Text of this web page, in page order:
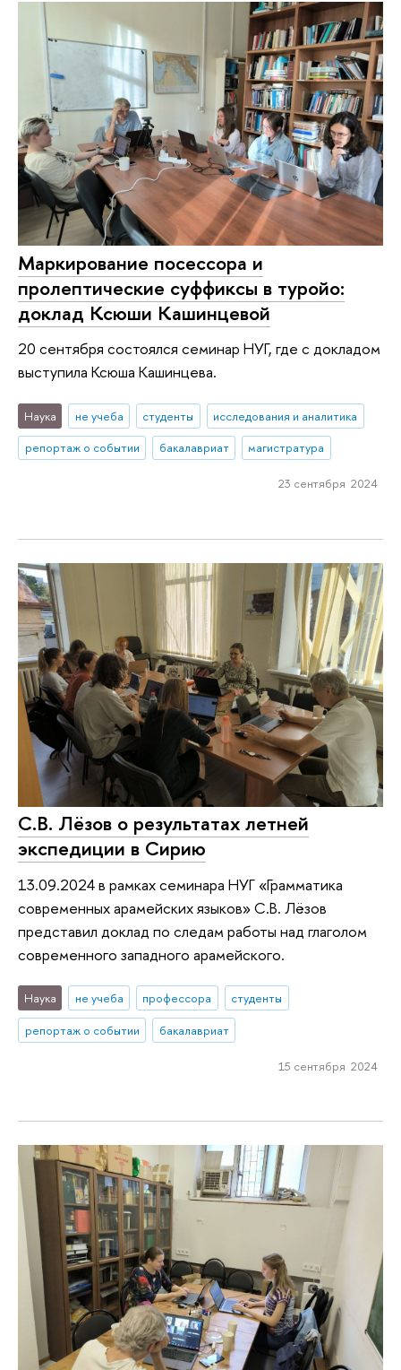
Маркирование посессора и
пролептические суффиксы в туройо:
доклад Ксюши Кашинцевой
20 сентября состоялся семинар НУГ, где с докладом
выступила Ксюша Кашинцева.
Наука не учеба студенты
исследования и аналитика
репортаж о событии
бакалавриат магистратура
23 сентября 2024
С.В. Лёзов о результатах летней
экспедиции в Сирию
13.09.2024 в рамках семинара НУГ «Грамматика
современных арамейских языков» С.В. Лёзов
представил доклад по следам работы над глаголом
современного западного арамейского.
Наука не учеба профессора
студенты
репортаж о событии
бакалавриат
15 сентября 2024